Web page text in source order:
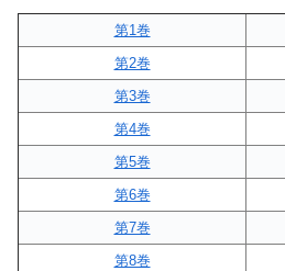
第1巻
第2巻
第3巻
第4巻
第5巻
第6巻
第7巻
第8巻